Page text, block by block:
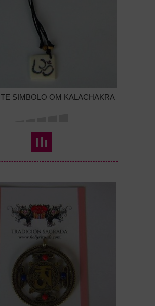
SIMBOLO OM KALACHAKRA